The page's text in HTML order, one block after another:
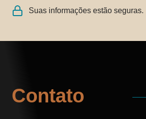
Suas informações estão seguras.
Contato